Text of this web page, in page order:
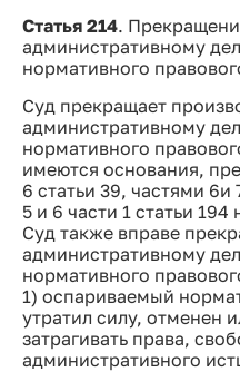
Статья 214.
административному
нормативного
Суд прекращает
административному
нормативного
имеются основания,
6 статьи 39, частями 6и
5 и 6 части 1 статьи
Суд также вправе
административному
нормативного
1) оспариваемый
утратил силу, отменен
затрагивать права,
административного